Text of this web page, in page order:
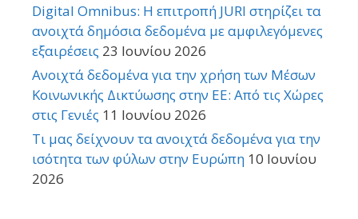
Digital Omnibus: Η επιτροπή JURI στηρίζει τα
ανοιχτά δημόσια δεδομένα με αμφιλεγόμενες
εξαιρέσεις 23 Ιουνίου 2026
Ανοιχτά δεδομένα για την χρήση των Μέσων
Κοινωνικής Δικτύωσης στην ΕΕ: Από τις Χώρες
στις Γενιές 11 Ιουνίου 2026
Τι μας δείχνουν τα ανοιχτά δεδομένα για την
ισότητα των φύλων στην Ευρώπη 10 Ιουνίου
2026